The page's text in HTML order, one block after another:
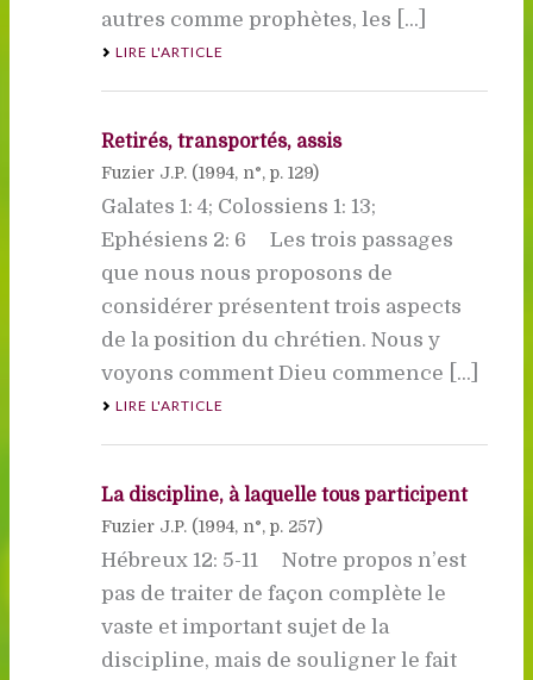
autres comme prophètes, les [...]
LIRE L'ARTICLE
Retirés, transportés, assis
Fuzier J.P. (1994, n°, p. 129)
Galates 1: 4; Colossiens 1: 13;
Ephésiens 2: 6 Les trois passages
que nous nous proposons de
considérer présentent trois aspects
de la position du chrétien. Nous y
voyons comment Dieu commence [...]
LIRE L'ARTICLE
La discipline, à laquelle tous participent
Fuzier J.P. (1994, n°, p. 257)
Hébreux 12: 5-11 Notre propos n’est
pas de traiter de façon complète le
vaste et important sujet de la
discipline, mais de souligner le fait